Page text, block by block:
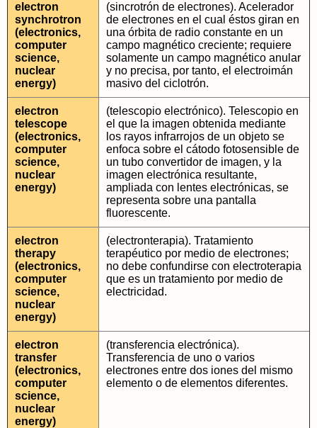
electron
synchrotron
(electronics,
computer
science,
nuclear
energy)
(sincrotrón de electrones). Acelerador
de electrones en el cual éstos giran en
una órbita de radio constante en un
campo magnético creciente; requiere
solamente un campo magnético anular
y no precisa, por tanto, el electroimán
masivo del ciclotrón.
electron
telescope
(electronics,
computer
science,
nuclear
energy)
(telescopio electrónico). Telescopio en
el que la imagen obtenida mediante
los rayos infrarrojos de un objeto se
enfoca sobre el cátodo fotosensible de
un tubo convertidor de imagen, y la
imagen electrónica resultante,
ampliada con lentes electrónicas, se
representa sobre una pantalla
fluorescente.
electron
therapy
(electronics,
computer
science,
nuclear
energy)
(electronterapia). Tratamiento
terapéutico por medio de electrones;
no debe confundirse con electroterapia
que es un tratamiento por medio de
electricidad.
electron
transfer
(electronics,
computer
science,
nuclear
energy)
(transferencia electrónica).
Transferencia de uno o varios
electrones entre dos iones del mismo
elemento o de elementos diferentes.